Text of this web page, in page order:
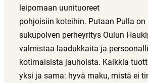
leipomaan uunituoreet
pohjoisiin koteihin. Putaan Pulla on
sukupolven perheyritys Oulun
valmistaa laadukkaita ja
kotimaisista jauhoista. Kaikkia
yksi ja sama: hyvä maku, mistä ei